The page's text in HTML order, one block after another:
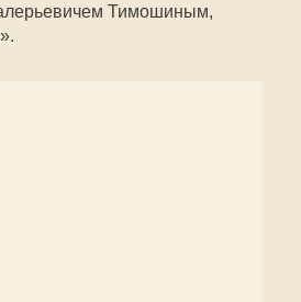
Тимошиным,